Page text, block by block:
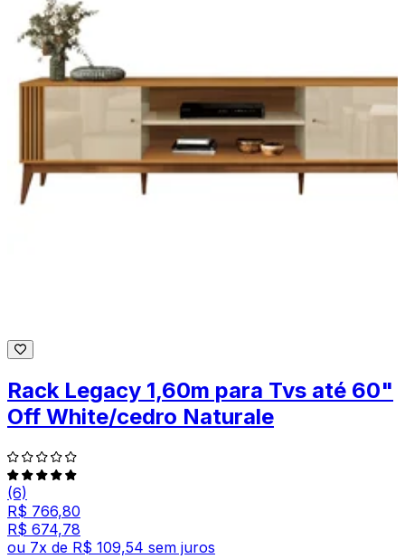
Rack Legacy 1,60m para Tvs até 60"
Off White/cedro Naturale
(6)
R$ 766,80
R$ 674,78
ou 7x de R$ 109,54 sem juros